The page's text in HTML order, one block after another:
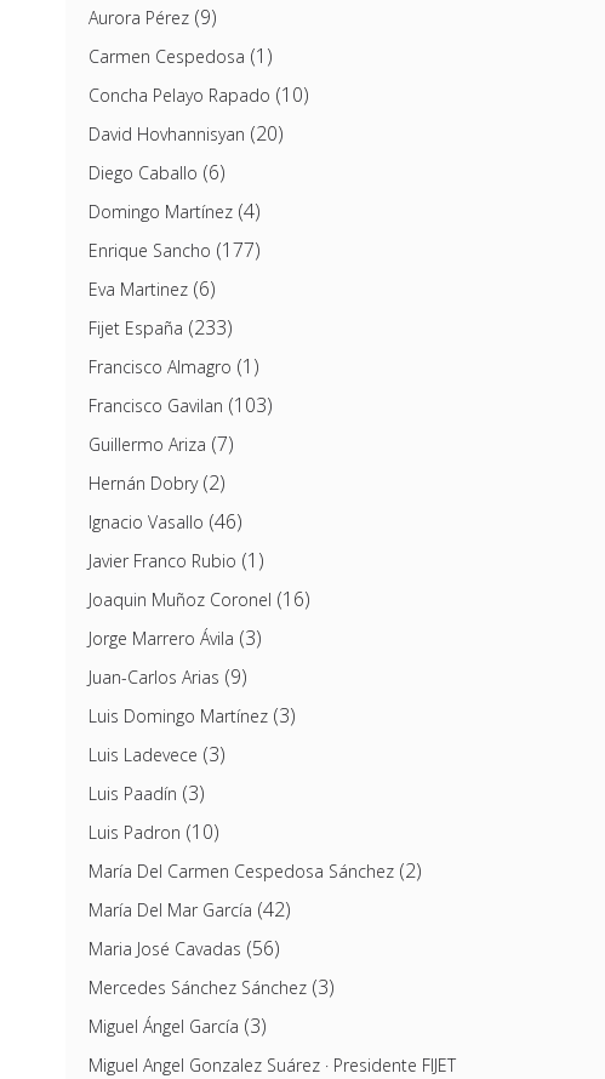
Aurora Pérez(9)
Carmen Cespedosa (1)
Concha Pelayo Rapado (10)
David Hovhannisyan (20)
Diego Caballo (6)
Domingo Martínez(4)
Enrique Sancho (177)
Eva Martinez(6)
Fijet España (233)
Francisco Almagro (1)
Francisco Gavilan (103)
Guillermo Ariza (7)
Hernán Dobry(2)
Ignacio Vasallo (46)
Javier Franco Rubio (1)
Joaquin Muñoz Coronel (16)
Jorge Marrero Ávila (3)
Juan-Carlos Arias (9)
Luis Domingo Martínez(3)
Luis Ladevece (3)
Luis Paadín (3)
Luis Padron (10)
María Del Carmen Cespedosa Sánchez(2)
María Del Mar García (42)
Maria José Cavadas (56)
Mercedes Sánchez Sánchez(3)
Miguel Ángel García (3)
Miguel Angel Gonzalez Suárez · Presidente FIJET